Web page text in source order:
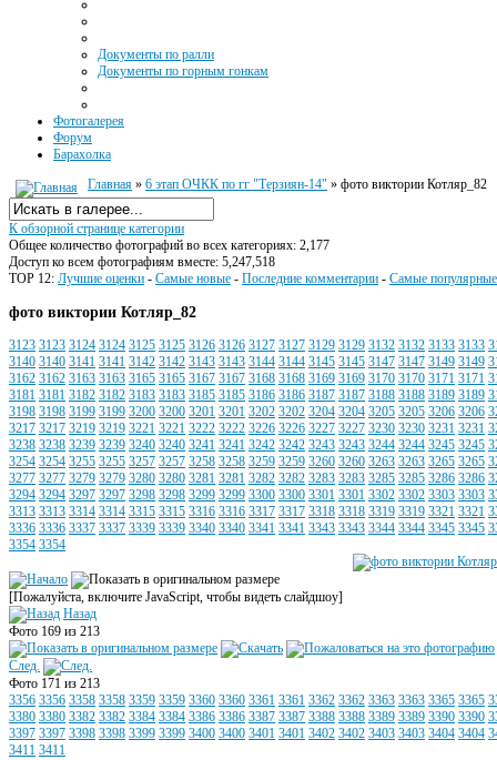
Документы по ралли
Документы по горным гонкам
Фотогалерея
Форум
Барахолка
Главная » 6 этап ОЧКК по гг "Терзиян-14" » фото виктории Котляр_82
К обзорной странице категории
Общее количество фотографий во всех категориях: 2,177
Доступ ко всем фотографиям вместе: 5,247,518
TOP 12: Лучшие оценки - Самые новые - Последние комментарии - Самые популярные
фото виктории Котляр_82
3123 3123 3124 3124 3125 3125 3126 3126 3127 3127 3129 3129 3132 3132 3133 3133
3140 3140 3141 3141 3142 3142 3143 3143 3144 3144 3145 3145 3147 3147 3149 3149
3162 3162 3163 3163 3165 3165 3167 3167 3168 3168 3169 3169 3170 3170 3171 3171
3181 3181 3182 3182 3183 3183 3185 3185 3186 3186 3187 3187 3188 3188 3189 3189
3198 3198 3199 3199 3200 3200 3201 3201 3202 3202 3204 3204 3205 3205 3206 3206
3217 3217 3219 3219 3221 3221 3222 3222 3226 3226 3227 3227 3230 3230 3231 3231
3238 3238 3239 3239 3240 3240 3241 3241 3242 3242 3243 3243 3244 3244 3245 3245
3254 3254 3255 3255 3257 3257 3258 3258 3259 3259 3260 3260 3263 3263 3265 3265
3277 3277 3279 3279 3280 3280 3281 3281 3282 3282 3283 3283 3285 3285 3286 3286
3294 3294 3297 3297 3298 3298 3299 3299 3300 3300 3301 3301 3302 3302 3303 3303
3313 3313 3314 3314 3315 3315 3316 3316 3317 3317 3318 3318 3319 3319 3321 3321
3336 3336 3337 3337 3339 3339 3340 3340 3341 3341 3343 3343 3344 3344 3345 3345
3354 3354
[Пожалуйста, включите JavaScript, чтобы видеть слайдшоу]
Назад
Фото 169 из 213
След.
Фото 171 из 213
3356 3356 3358 3358 3359 3359 3360 3360 3361 3361 3362 3362 3363 3363 3365 3365
3380 3380 3382 3382 3384 3384 3386 3386 3387 3387 3388 3388 3389 3389 3390 3390
3397 3397 3398 3398 3399 3399 3400 3400 3401 3401 3402 3402 3403 3403 3404 3404
3411 3411